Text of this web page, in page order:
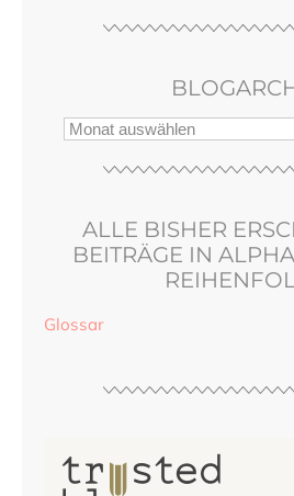
ALLE BISHER
BEITRÄGE IN
Glossar